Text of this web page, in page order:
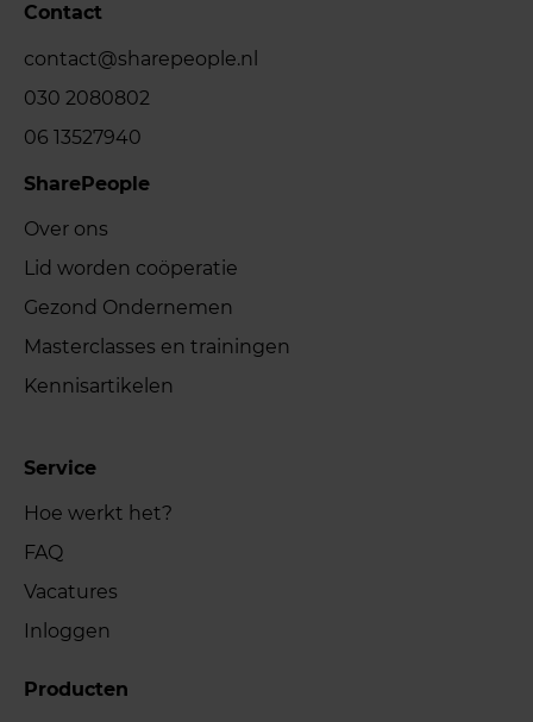
Contact
contact@sharepeople.nl
030 2080802
06 13527940
SharePeople
Over ons
Lid worden coöperatie
Gezond Ondernemen
Masterclasses en trainingen
Kennisartikelen
Service
Hoe werkt het?
FAQ
Vacatures
Inloggen
Producten